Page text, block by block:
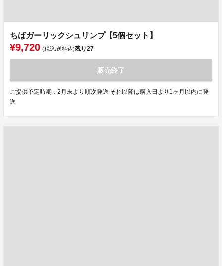
ちばガーリックシュリンプ【5個セット】
¥9,720 (税込/送料込)残り27
販売終了
ご提供予定時期：2月末より順次発送 それ以降は購入日より1ヶ月以内に発
送